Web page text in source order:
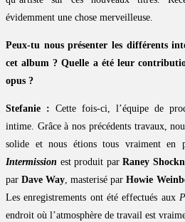
évidemment une chose merveilleuse.
Peux-tu nous présenter les différents
cet album ? Quelle a été leur
opus ?
Stefanie : Cette fois-ci, l’équipe de
intime. Grâce à nos précédents travaux,
solide et nous étions tous vraiment en
Intermission est produit parRaney
parDave Way, masterisé parHowie
Les enregistrements ont été effectués aux
endroit où l’atmosphère de travail est